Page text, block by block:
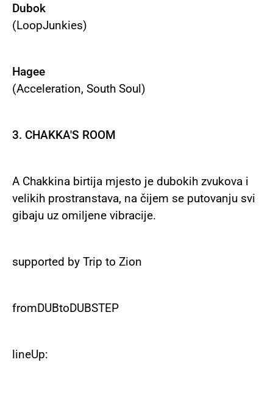
Dubok
(LoopJunkies)
Hagee
(Acceleration, South Soul)
3. CHAKKA'S ROOM
A Chakkina birtija mjesto je dubokih zvukova i
velikih prostranstava, na čijem se putovanju svi
gibaju uz omiljene vibracije.
supported by Trip to Zion
fromDUBtoDUBSTEP
lineUp: